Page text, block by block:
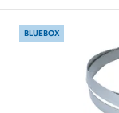
BLUEBOX